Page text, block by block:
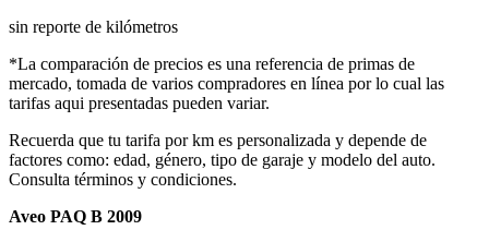
sin reporte de kilómetros
*La comparación de precios es una referencia de primas de
mercado, tomada de varios compradores en línea por lo cual las
tarifas aqui presentadas pueden variar.
Recuerda que tu tarifa por km es personalizada y depende de
factores como: edad, género, tipo de garaje y modelo del auto.
Consulta términos y condiciones.
Aveo PAQ B 2009